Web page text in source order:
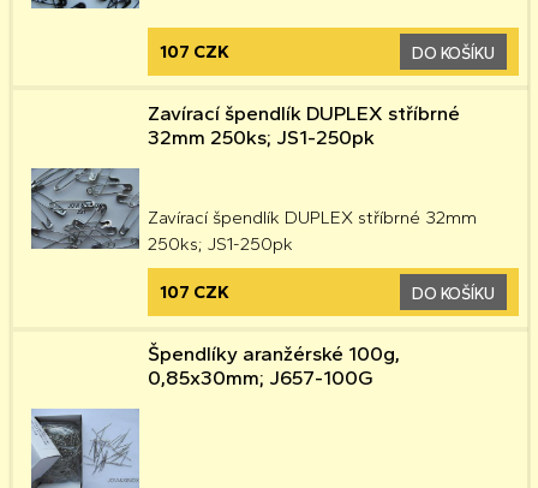
107 CZK DO KOŠÍKU
Zavírací špendlík DUPLEX stříbrné
32mm 250ks; JS1-250pk
Zavírací špendlík DUPLEX stříbrné 32mm
250ks; JS1-250pk
107 CZK DO KOŠÍKU
Špendlíky aranžérské 100g,
0,85x30mm; J657-100G